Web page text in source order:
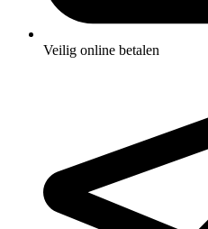
Veilig online betalen